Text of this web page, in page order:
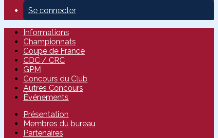
Se connecter
Informations
Championnats
Coupe de France
CDC / CRC
GPM
Concours du Club
Autres Concours
Événements
Présentation
Membres du bureau
Partenaires